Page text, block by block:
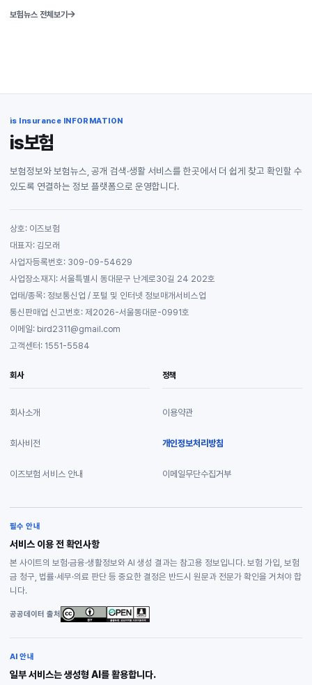
보험뉴스 전체보기
is Insurance INFORMATION
is보험
보험정보와 보험뉴스, 공개 검색·생활 서비스를 한곳에서 더 쉽게 찾고 확인할 수
있도록 연결하는 정보 플랫폼으로 운영합니다.
상호: 이즈보험
대표자: 김모래
사업자등록번호: 309-09-54629
사업장소재지: 서울특별시 동대문구 난계로30길 24 202호
업태/종목: 정보통신업 / 포털 및 인터넷 정보매개서비스업
통신판매업 신고번호: 제2026-서울동대문-0991호
이메일: bird2311@gmail.com
고객센터: 1551-5584
회사
회사소개
회사비전
이즈보험 서비스 안내
정책
이용약관
개인정보처리방침
이메일무단수집거부
필수 안내
서비스 이용 전 확인사항
본 사이트의 보험·금융·생활정보와 AI 생성 결과는 참고용 정보입니다. 보험 가입, 보험
금 청구, 법률·세무·의료 판단 등 중요한 결정은 반드시 원문과 전문가 확인을 거쳐야 합
니다.
공공데이터 출처
AI 안내
일부 서비스는 생성형 AI를 활용합니다.